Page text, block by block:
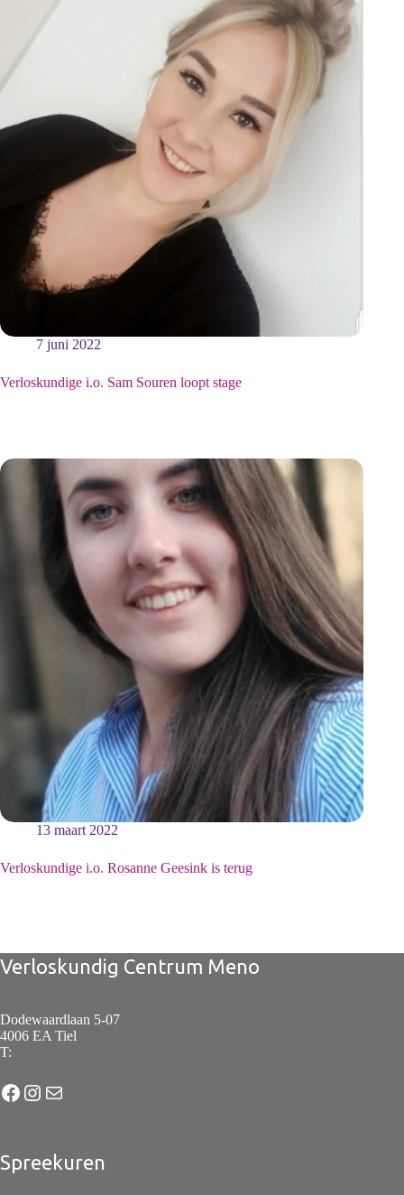
7 juni 2022
Verloskundige i.o. Sam Souren loopt stage
13 maart 2022
Verloskundige i.o. Rosanne Geesink is terug
Verloskundig Centrum Meno
Dodewaardlaan 5-07
4006 EA Tiel
T:
Facebook
Instagram
E-mail
Spreekuren